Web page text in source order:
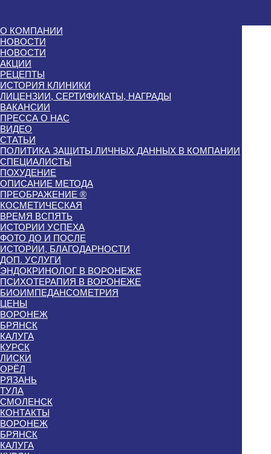
О КОМПАНИИ
НОВОСТИ
НОВОСТИ
АКЦИИ
РЕЦЕПТЫ
ИСТОРИЯ КЛИНИКИ
ЛИЦЕНЗИИ, СЕРТИФИКАТЫ, НАГРАДЫ
ВАКАНСИИ
ПРЕССА О НАС
ВИДЕО
СТАТЬИ
ПОЛИТИКА ЗАЩИТЫ ЛИЧНЫХ ДАННЫХ В КОМПАНИИ
СПЕЦИАЛИСТЫ
ПОХУДЕНИЕ
ОПИСАНИЕ МЕТОДА
ПРЕОБРАЖЕНИЕ ®
КОСМЕТИЧЕСКАЯ
ВРЕМЯ ВСПЯТЬ
ИСТОРИИ УСПЕХА
ФОТО ДО И ПОСЛЕ
ИСТОРИИ, БЛАГОДАРНОСТИ
ДОП. УСЛУГИ
ЭНДОКРИНОЛОГ В ВОРОНЕЖЕ
ПСИХОТЕРАПИЯ В ВОРОНЕЖЕ
БИОИМПЕДАНСОМЕТРИЯ
ЦЕНЫ
ВОРОНЕЖ
БРЯНСК
КАЛУГА
КУРСК
ЛИСКИ
ОРЁЛ
РЯЗАНЬ
ТУЛА
СМОЛЕНСК
КОНТАКТЫ
ВОРОНЕЖ
БРЯНСК
КАЛУГА